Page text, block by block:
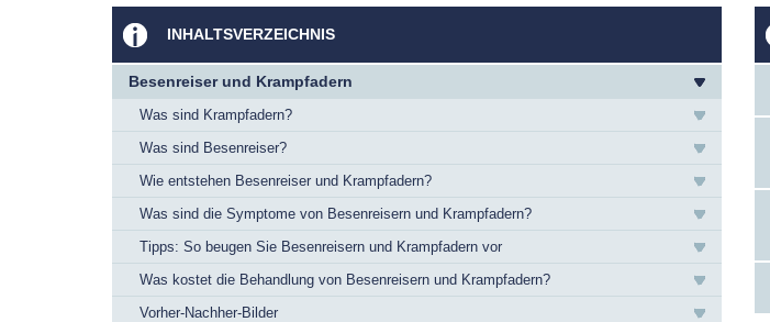
INHALTSVERZEICHNIS
Besenreiser und Krampfadern
Was sind Krampfadern?
Was sind Besenreiser?
Wie entstehen Besenreiser und Krampfadern?
Was sind die Symptome von Besenreisern und Krampfadern?
Tipps: So beugen Sie Besenreisern und Krampfadern vor
Was kostet die Behandlung von Besenreisern und Krampfadern?
Vorher-Nachher-Bilder